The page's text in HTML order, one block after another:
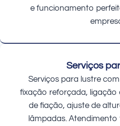
e funcionamento
Serviços
Serviços para lustre
fixação reforçada, ligação
de fiação, ajuste de
lâmpadas.